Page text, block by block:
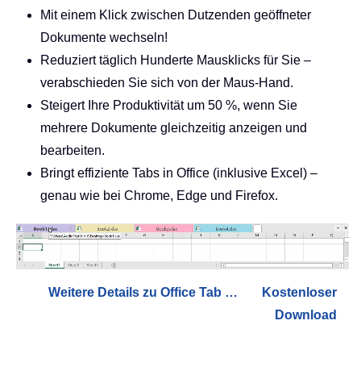
Mit einem Klick zwischen Dutzenden geöffneter
Dokumente wechseln!
Reduziert täglich Hunderte Mausklicks für Sie –
verabschieden Sie sich von der Maus-Hand.
Steigert Ihre Produktivität um 50 %, wenn Sie
mehrere Dokumente gleichzeitig anzeigen und
bearbeiten.
Bringt effiziente Tabs in Office (inklusive Excel) –
genau wie bei Chrome, Edge und Firefox.
Weitere Details zu Office Tab …
Kostenloser
Download